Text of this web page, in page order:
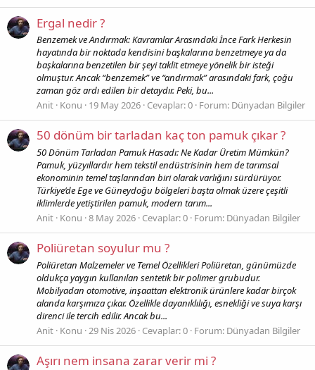
Ergal nedir ?
Benzemek ve Andırmak: Kavramlar Arasındaki İnce Fark Herkesin
hayatında bir noktada kendisini başkalarına benzetmeye ya da
başkalarına benzetilen bir şeyi taklit etmeye yönelik bir isteği
olmuştur. Ancak “benzemek” ve “andırmak” arasındaki fark, çoğu
zaman göz ardı edilen bir detaydır. Peki, bu...
Anit Konu 19 May 2026 Cevaplar: 0 Forum: Dünyadan Bilgiler
50 dönüm bir tarladan kaç ton pamuk çıkar ?
50 Dönüm Tarladan Pamuk Hasadı: Ne Kadar Üretim Mümkün?
Pamuk, yüzyıllardır hem tekstil endüstrisinin hem de tarımsal
ekonominin temel taşlarından biri olarak varlığını sürdürüyor.
Türkiye’de Ege ve Güneydoğu bölgeleri başta olmak üzere çeşitli
iklimlerde yetiştirilen pamuk, modern tarım...
Anit Konu 8 May 2026 Cevaplar: 0 Forum: Dünyadan Bilgiler
Poliüretan soyulur mu ?
Poliüretan Malzemeler ve Temel Özellikleri Poliüretan, günümüzde
oldukça yaygın kullanılan sentetik bir polimer grubudur.
Mobilyadan otomotive, inşaattan elektronik ürünlere kadar birçok
alanda karşımıza çıkar. Özellikle dayanıklılığı, esnekliği ve suya karşı
direnci ile tercih edilir. Ancak bu...
Anit Konu 29 Nis 2026 Cevaplar: 0 Forum: Dünyadan Bilgiler
Aşırı nem insana zarar verir mi ?